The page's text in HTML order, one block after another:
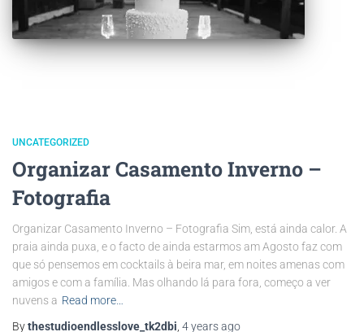
UNCATEGORIZED
Organizar Casamento Inverno –
Fotografia
Organizar Casamento Inverno – Fotografia Sim, está ainda calor. A
praia ainda puxa, e o facto de ainda estarmos am Agosto faz com
que só pensemos em cocktails à beira mar, em noites amenas com
amigos e com a família. Mas olhando lá para fora, começo a ver
nuvens a Read more…
Bythestudioendlesslove_tk2dbi 4 yearsago